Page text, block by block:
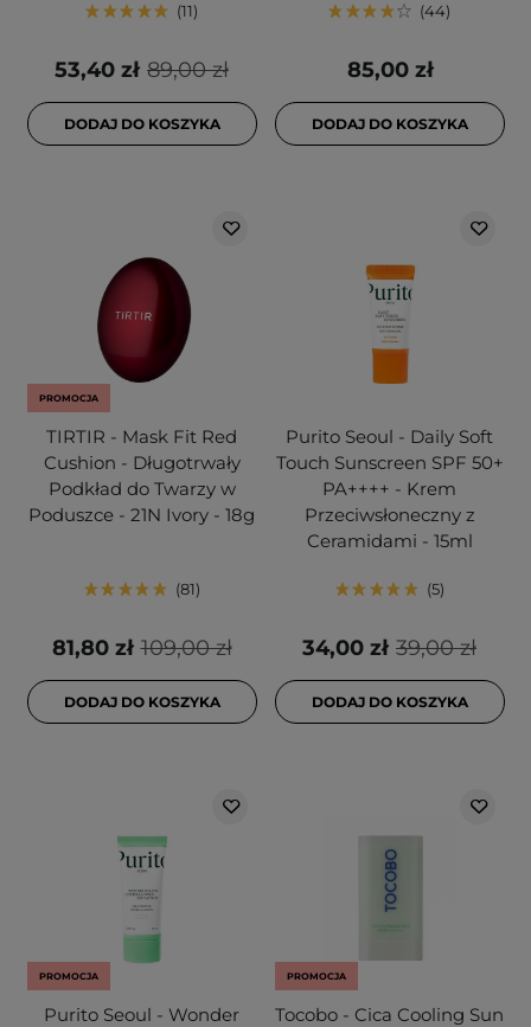
11
89,00 zł
53,40 zł
DODAJ DO KOSZYKA
44
85,00 zł
DODAJ DO KOSZYKA
PROMOCJA
TIRTIR - Mask Fit Red
Cushion - Długotrwały
Podkład do Twarzy w
Poduszce - 21N Ivory - 18g
81
109,00 zł
81,80 zł
DODAJ DO KOSZYKA
Purito Seoul - Daily Soft
Touch Sunscreen SPF 50+
PA++++ - Krem
Przeciwsłoneczny z
Ceramidami - 15ml
5
39,00 zł
34,00 zł
DODAJ DO KOSZYKA
PROMOCJA
Purito Seoul - Wonder
PROMOCJA
Tocobo - Cica Cooling Sun